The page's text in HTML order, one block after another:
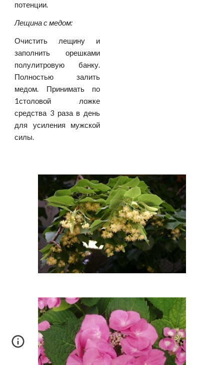
потенции.
Лещина с медом:
Очистить лещину и
заполнить орешками
полулитровую банку.
Полностью залить
медом. Принимать по
1столовой ложке
средства 3 раза в день
для усиления мужской
силы.